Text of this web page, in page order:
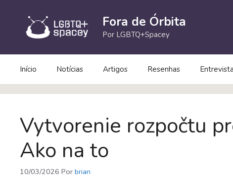
Fora de Órbita
Por LGBTQ+Spacey
Início Notícias Artigos Resenhas
Vytvorenie rozpočtu
Ako na to
10/03/2026 Por brian